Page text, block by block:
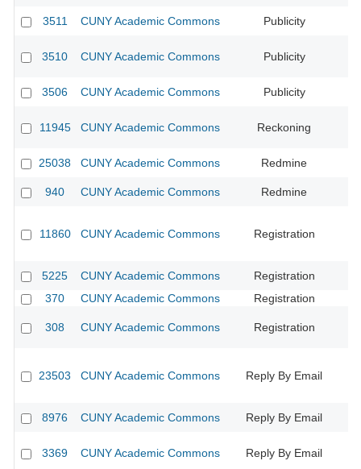
3511 CUNY Academic Commons Publicity
3510 CUNY Academic Commons Publicity
3506 CUNY Academic Commons Publicity
11945 CUNY Academic Commons Reckoning
25038 CUNY Academic Commons Redmine
940 CUNY Academic Commons Redmine
11860 CUNY Academic Commons Registration
5225 CUNY Academic Commons Registration
370
CUNY Academic Commons Registration
308 CUNY Academic Commons Registration
23503 CUNY Academic Commons Reply By Email
8976 CUNY Academic Commons Reply By Email
3369 CUNY Academic Commons Reply By Email